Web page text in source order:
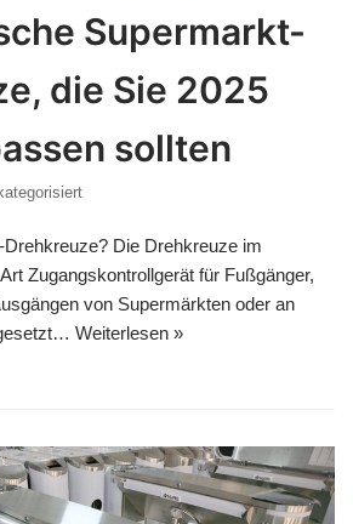
Supermarkt-
die Sie 2025
sollten
Die Drehkreuze im
Zugangskontrollgerät für Fußgänger,
von Supermärkten oder an
Weiterlesen »